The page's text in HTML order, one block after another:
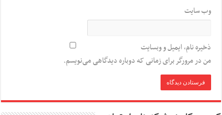
وب‌ سایت
ذخیره نام، ایمیل و وبسایت
من در مرورگر برای زمانی که دوباره دیدگاهی می‌نویسم.